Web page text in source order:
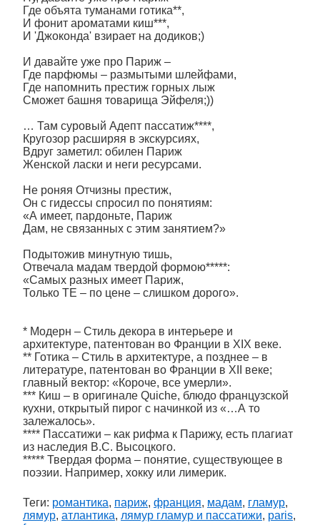
Где объята туманами готика**,
И фонит ароматами киш***,
И 'Джоконда' взирает на додиков;)
И давайте уже про Париж –
Где парфюмы – размытыми шлейфами,
Где напомнить престиж горных лыж
Сможет башня товарища Эйфеля;))
… Там суровый Адепт пассатиж****,
Кругозор расширяя в экскурсиях,
Вдруг заметил: обилен Париж
Женской ласки и неги ресурсами.
Не роняя Отчизны престиж,
Он с гидессы спросил по понятиям:
«А имеет, пардоньте, Париж
Дам, не связанных с этим занятием?»
Подытожив минутную тишь,
Отвечала мадам твердой формою*****:
«Самых разных имеет Париж,
Только ТЕ – по цене – слишком дорого».
* Модерн – Стиль декора в интерьере и
архитектуре, патентован во Франции в XIX веке.
** Готика – Стиль в архитектуре, а позднее – в
литературе, патентован во Франции в XII веке;
главный вектор: «Короче, все умерли».
*** Киш – в оригинале Quiche, блюдо французской
кухни, открытый пирог с начинкой из «…А то
залежалось».
**** Пассатижи – как рифма к Парижу, есть плагиат
из наследия В.С. Высоцкого.
***** Твердая форма – понятие, существующее в
поэзии. Например, хокку или лимерик.
Теги: романтика, париж, франция, мадам, гламур,
лямур, атлантика, лямур гламур и пассатижи, paris,